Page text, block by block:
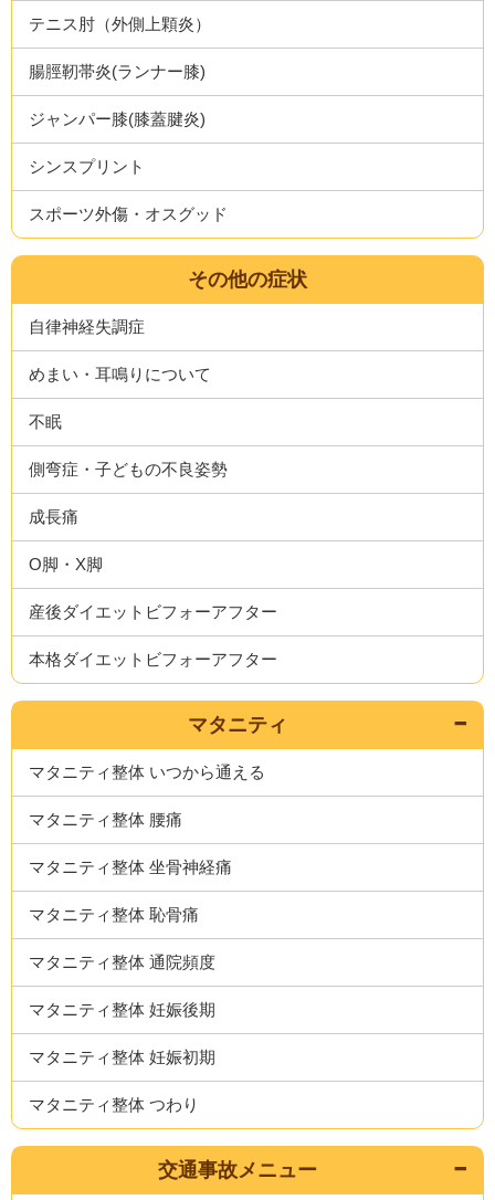
テニス肘（外側上顆炎）
腸脛靭帯炎(ランナー膝)
ジャンパー膝(膝蓋腱炎)
シンスプリント
スポーツ外傷・オスグッド
その他の症状
自律神経失調症
めまい・耳鳴りについて
不眠
側弯症・子どもの不良姿勢
成長痛
O脚・X脚
産後ダイエットビフォーアフター
本格ダイエットビフォーアフター
マタニティ
マタニティ整体 いつから通える
マタニティ整体 腰痛
マタニティ整体 坐骨神経痛
マタニティ整体 恥骨痛
マタニティ整体 通院頻度
マタニティ整体 妊娠後期
マタニティ整体 妊娠初期
マタニティ整体 つわり
交通事故メニュー